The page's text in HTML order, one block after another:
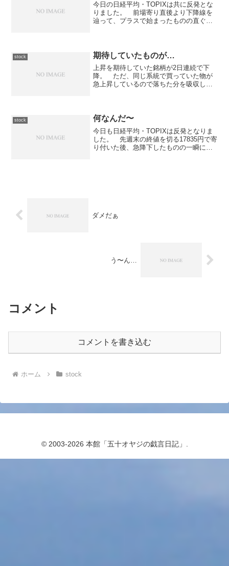
今日の日経平均・TOPIXは共に反発とな
りました。 前場寄り直後より下降線を
辿って、プラスで始まったものの直ぐに
ました。 後場に入...
stock 期待していたものが…
上昇を期待していた銘柄が2日連続で下
降。 ただ、同じ系統で買っていた物が
急上昇しているので落ちた分を吸収して
での傾向から言えば来...
stock 何なんだ〜
今日も日経平均・TOPIXは反発となりま
した。 先週末の終値を切る17835円で寄
り付いた後、急降下したものの一瞬にし
ダメだぁ
う〜ん…
コメント
コメントを書き込む
ホーム stock
© 2003-2026 本館「五十オヤジの戯言日記」.